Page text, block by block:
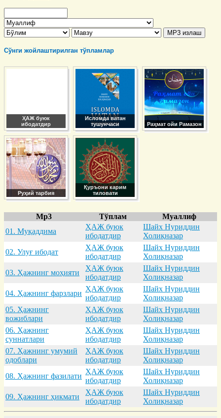
Сўнги жойлаштирилган тўпламлар
ҲАЖ буюк
ибодатдир
Исломда ватан
тушунчаси
Раҳмат ойи Рамазон
Руҳий тарбия
Қуръони карим
тиловати
Mp3 Тўплам
Муаллиф
01. Муқaддимa
ҲАЖ буюк
ибодатдир
Шайх Нуриддин
Холиқназар
02. Улуғ ибодaт
ҲАЖ буюк
ибодатдир
Шайх Нуриддин
Холиқназар
03. Ҳaжнинг моҳияти
ҲАЖ буюк
ибодатдир
Шайх Нуриддин
Холиқназар
04. Ҳaжнинг фaрзлaри
ҲАЖ буюк
ибодатдир
Шайх Нуриддин
Холиқназар
05. Ҳaжнинг
вожиблaри
ҲАЖ буюк
ибодатдир
Шайх Нуриддин
Холиқназар
06. Ҳaжнинг
суннaтлaри
ҲАЖ буюк
ибодатдир
Шайх Нуриддин
Холиқназар
07. Ҳaжнинг умумий
одоблaри
ҲАЖ буюк
ибодатдир
Шайх Нуриддин
Холиқназар
08. Ҳaжнинг фaзилaти
ҲАЖ буюк
ибодатдир
Шайх Нуриддин
Холиқназар
09. Ҳaжнинг ҳикмaти
ҲАЖ буюк
ибодатдир
Шайх Нуриддин
Холиқназар